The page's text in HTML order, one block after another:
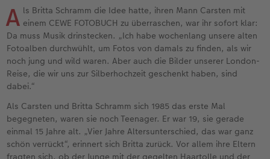
Schuber
Designvorlagen
Foto-Kochbuch
Kundenbeispiele
Webinare
Fotosets
Fotos digitalisieren
CEWE myPhotos
Neuheiten
Extras
Foto auf Holz
Hartschaum
Gallery Print
hexxas
Willkommensschild
Weitere Anlässe
Papierqualitäten
Klappkarten
Fotokarten
Postkarten
Art Prints
Handyhüllen
Faber-Castell
Haustierwelt
Geschenkideen
Neuheiten
Extras
CEWE myPhotos
Cardholder
CEWE myPhotos
Neuheiten
Geburtstagsgeschenke
Inspiration
Kundenbeispiele
Anleitungen und Hilfe
Hochzeit
Baby
Familie
Geburtstag
A ls Britta Schramm die Idee hatte, ihren Mann Carsten mit
einem CEWE FOTOBUCH zu überraschen, war ihr sofort klar:
Da muss Musik drinstecken. „Ich habe wochenlang unsere alten
Fotoalben durchwühlt, um Fotos von damals zu finden, als wir
noch jung und wild waren. Aber auch die Bilder unserer London-
Reise, die wir uns zur Silberhochzeit geschenkt haben, sind
dabei.“
Als Carsten und Britta Schramm sich 1985 das erste Mal
begegneten, waren sie noch Teenager. Er war 19, sie gerade
einmal 15 Jahre alt. „Vier Jahre Altersunterschied, das war ganz
schön verrückt“, erinnert sich Britta zurück. Vor allem ihre Eltern
fragten sich, ob der Junge mit der gegelten Haartolle und der